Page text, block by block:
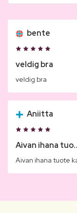
bente
veldig bra
veldig bra
Aniitta
Aivan ihana
Aivan ihana tuote